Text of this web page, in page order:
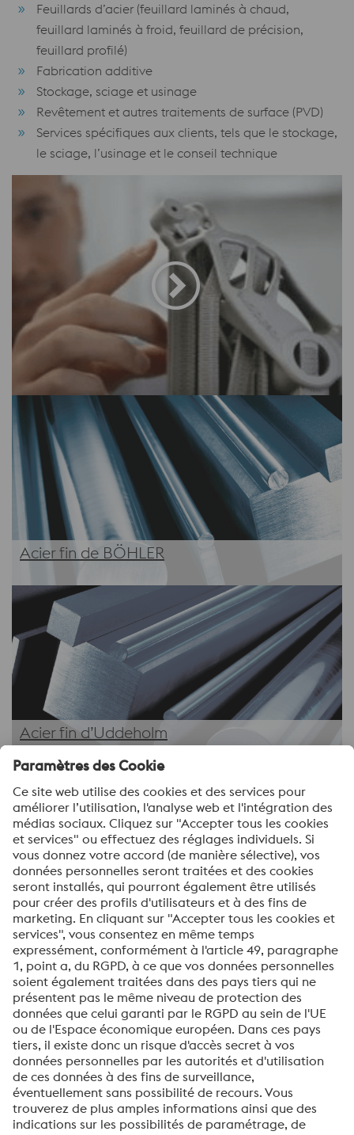
Feuillards d’acier (feuillard laminés à chaud,
feuillard laminés à froid, feuillard de précision,
feuillard profilé)
Fabrication additive
Stockage, sciage et usinage
Revêtement et autres traitements de surface (PVD)
Services spécifiques aux clients, tels que le stockage,
le sciage, l’usinage et le conseil technique
Acier fin de BÖHLER
Acier fin d’Uddeholm
Traitement de surface d’eifeler
Produits et Services